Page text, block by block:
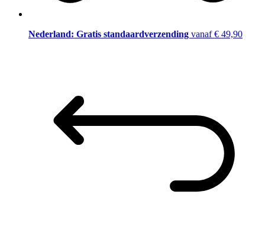
Nederland: Gratis standaardverzending vanaf € 49,90